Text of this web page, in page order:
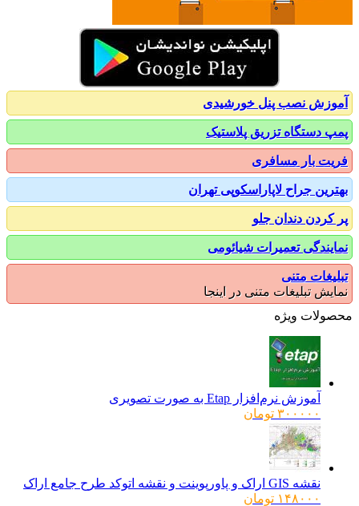
نصب پنل خورشیدی
دستگاه تزریق پلاستیک
بار مسافری
جراح لاپاراسکوپی تهران
دندان جلو
تعمیرات شیائومی
متنی
تبلیغات متنی در اینجا
ویژه
آموزش نرم‌افزار Etap به صورت تصویری
۳۰۰۰۰۰ تومان
نقشه GIS اراک و پاورپوینت و نقشه اتوکد طرح جامع اراک
۱۴۸۰۰۰ تومان